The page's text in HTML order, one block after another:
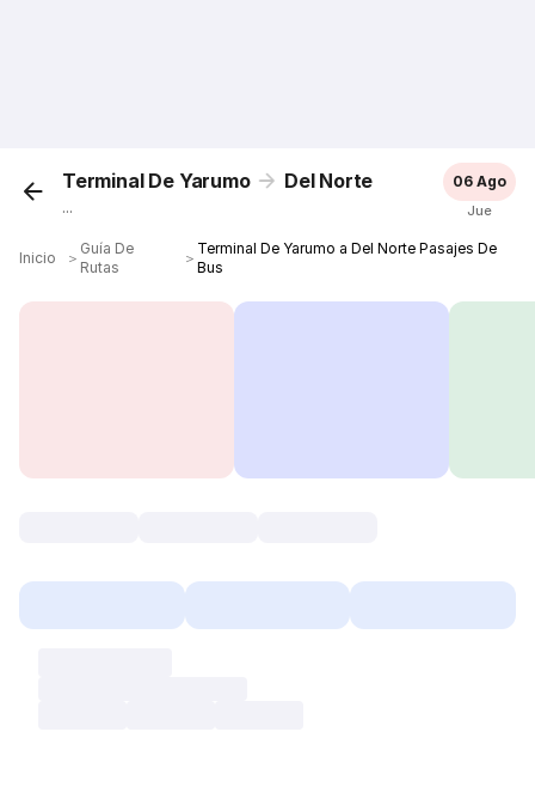
Terminal De Yarumo Del Norte
...
06 Ago
Jue
Inicio ＞
Guía De
Rutas
＞
Terminal De Yarumo a Del Norte Pasajes De
Bus